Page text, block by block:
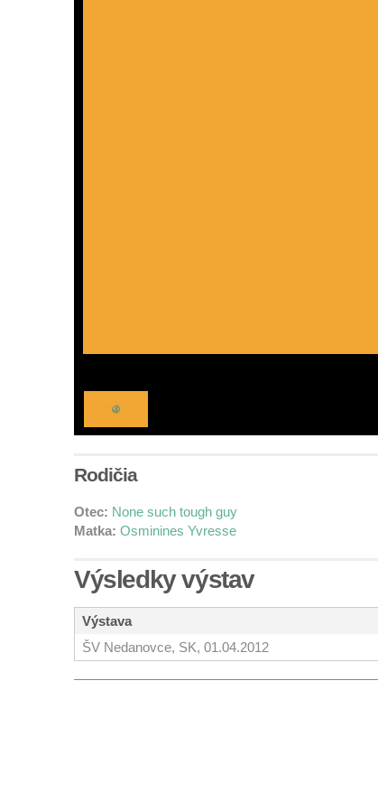
Rodičia
Otec: None such tough guy
Matka: Osminines Yvresse
Výsledky výstav
Výstava
ŠV Nedanovce, SK, 01.04.2012